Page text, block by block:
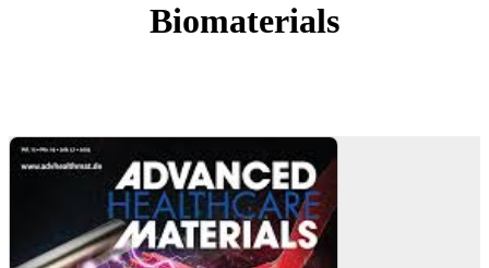
Biomaterials